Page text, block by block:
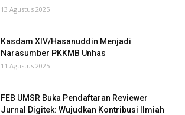
13 Agustus 2025
Kasdam XIV/Hasanuddin Menjadi
Narasumber PKKMB Unhas
11 Agustus 2025
FEB UMSR Buka Pendaftaran Reviewer
Jurnal Digitek: Wujudkan Kontribusi Ilmiah